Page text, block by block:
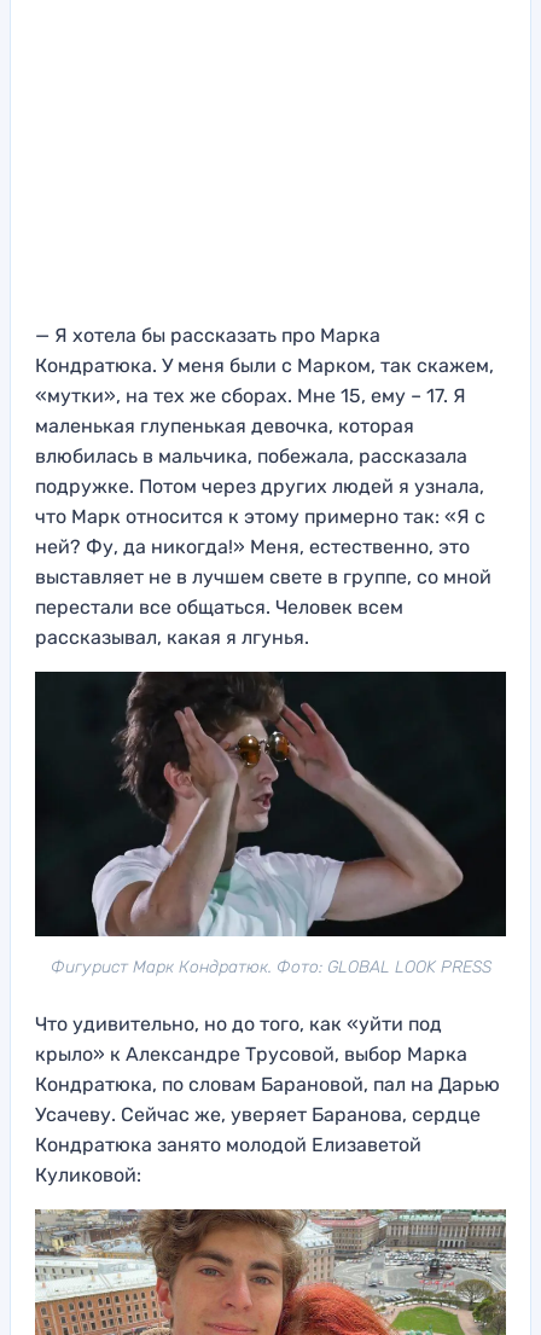
— Я хотела бы рассказать про Марка
Кондратюка. У меня были с Марком, так скажем,
«мутки», на тех же сборах. Мне 15, ему – 17. Я
маленькая глупенькая девочка, которая
влюбилась в мальчика, побежала, рассказала
подружке. Потом через других людей я узнала,
что Марк относится к этому примерно так: «Я с
ней? Фу, да никогда!» Меня, естественно, это
выставляет не в лучшем свете в группе, со мной
перестали все общаться. Человек всем
рассказывал, какая я лгунья.
Фигурист Марк Кондратюк. Фото: GLOBAL LOOK PRESS
Что удивительно, но до того, как «уйти под
крыло» к Александре Трусовой, выбор Марка
Кондратюка, по словам Барановой, пал на Дарью
Усачеву. Сейчас же, уверяет Баранова, сердце
Кондратюка занято молодой Елизаветой
Куликовой: